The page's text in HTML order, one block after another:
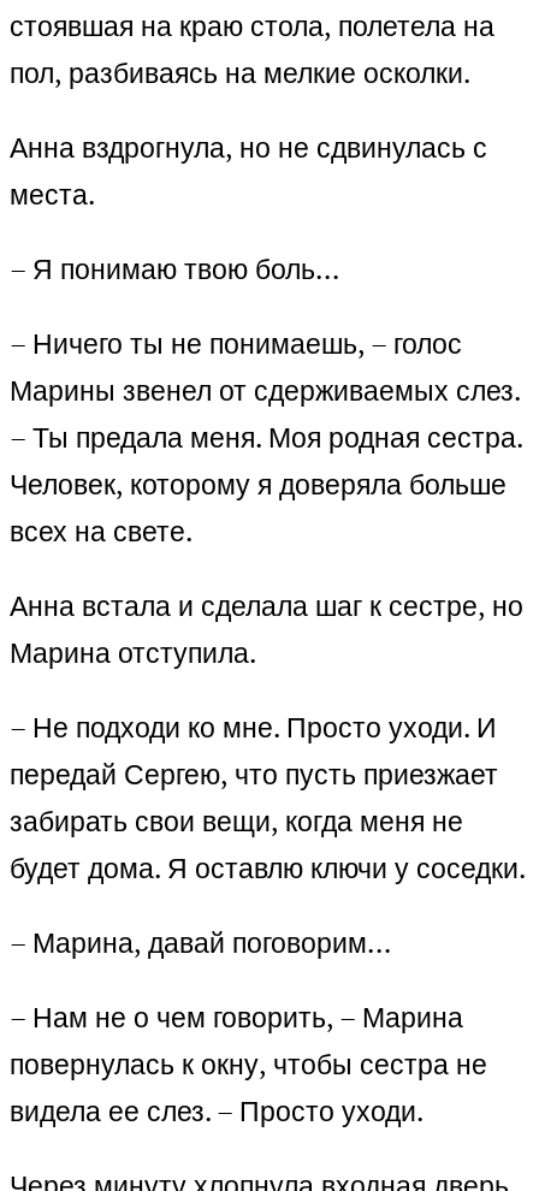
стоявшая на краю стола, полетела на
пол, разбиваясь на мелкие осколки.
Анна вздрогнула, но не сдвинулась с
места.
– Я понимаю твою боль…
– Ничего ты не понимаешь, – голос
Марины звенел от сдерживаемых слез.
– Ты предала меня. Моя родная сестра.
Человек, которому я доверяла больше
всех на свете.
Анна встала и сделала шаг к сестре, но
Марина отступила.
– Не подходи ко мне. Просто уходи. И
передай Сергею, что пусть приезжает
забирать свои вещи, когда меня не
будет дома. Я оставлю ключи у соседки.
– Марина, давай поговорим…
– Нам не о чем говорить, – Марина
повернулась к окну, чтобы сестра не
видела ее слез. – Просто уходи.